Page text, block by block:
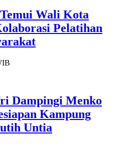
Wali Kota
Pelatihan
Dampingi Menko
Kampung
Untia